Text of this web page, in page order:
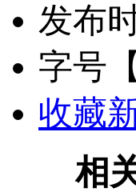
发布
字号【
收藏
相关